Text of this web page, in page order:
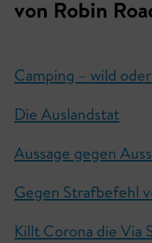
von Robin
Camping – wild
Die Auslandstat
Aussage gegen
Gegen Strafbefehl
Killt Corona die Via